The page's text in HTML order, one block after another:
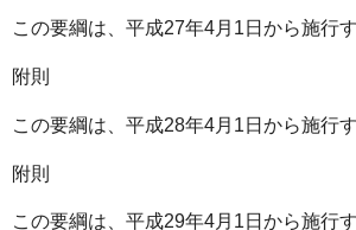
この要綱は、平成27年4月1日から施行す
附則
この要綱は、平成28年4月1日から施行す
附則
この要綱は、平成29年4月1日から施行す